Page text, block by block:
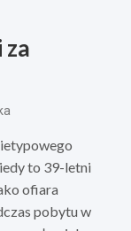
to 39-letni
ofiara
pobytu w